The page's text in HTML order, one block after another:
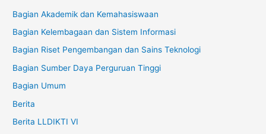
Bagian Akademik dan Kemahasiswaan
Bagian Kelembagaan dan Sistem Informasi
Bagian Riset Pengembangan dan Sains Teknologi
Bagian Sumber Daya Perguruan Tinggi
Bagian Umum
Berita
Berita LLDIKTI VI